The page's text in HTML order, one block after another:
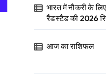
भारत में नौकरी के
रैंडस्टैड की 2026
आज का राशिफल